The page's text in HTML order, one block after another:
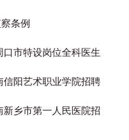
条例
口市特设岗位全科医生
信阳艺术职业学院招聘
新乡市第一人民医院招